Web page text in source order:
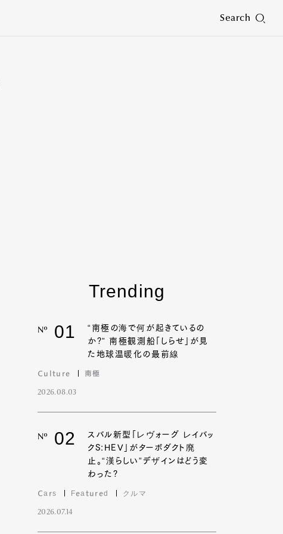
Search
Trending
Nº 01
“南極の海で何が起きているの
か?” 南極観測船「しらせ」が見
た地球温暖化の最前線
Culture 南極
2026.08.03
Nº 02
スバル新型「レヴォーグ レイバッ
クS:HEV」がターボダクト廃
止。“漢らしい”デザインはどう変
わった?
Cars Featured クルマ
2026.07.14